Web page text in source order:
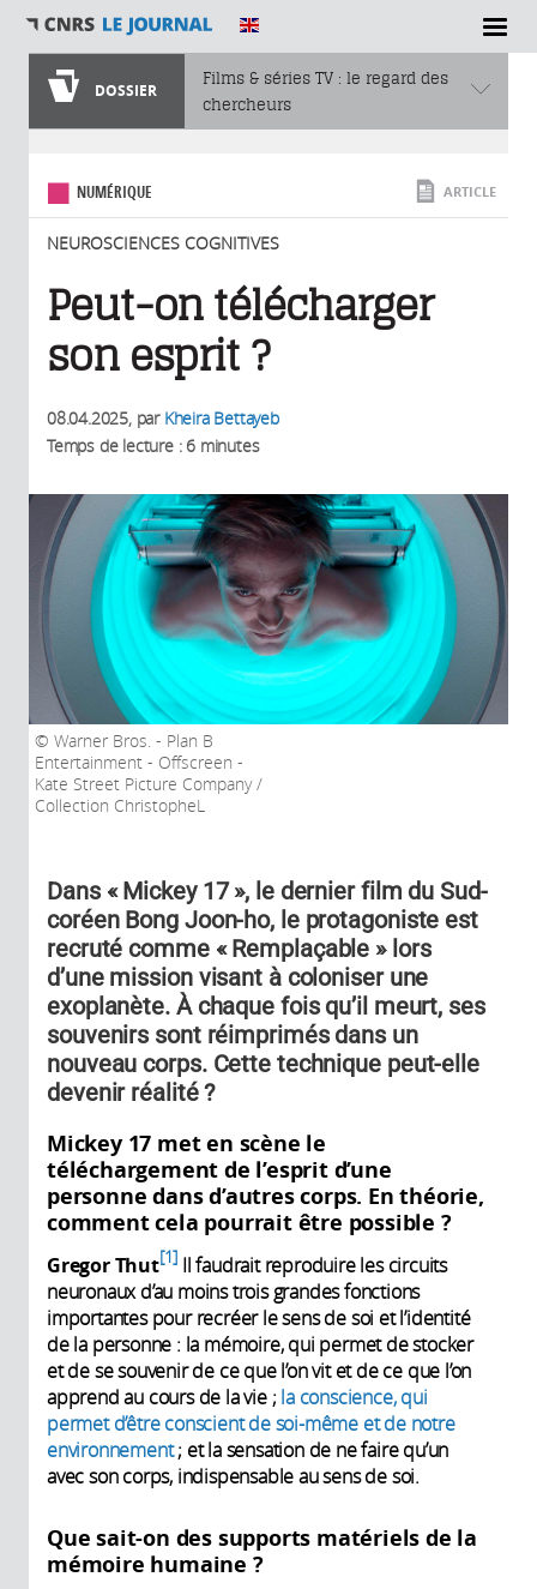
SECTIONS
DOSSIER
Films & séries TV : le regard des
chercheurs
NUMÉRIQUE
NEUROSCIENCES COGNITIVES
ARTICLE
Peut-on télécharger
son esprit ?
08.04.2025, par Kheira Bettayeb
Temps de lecture : 6 minutes
Warner Bros. - Plan B
Entertainment - Offscreen -
Kate Street Picture Company /
Collection ChristopheL
Dans « Mickey 17 », le dernier film du Sud-
coréen Bong Joon-ho, le protagoniste est
recruté comme « Remplaçable » lors
d’une mission visant à coloniser une
exoplanète. À chaque fois qu’il meurt, ses
souvenirs sont réimprimés dans un
nouveau corps. Cette technique peut-elle
devenir réalité ?
Mickey 17 met en scène le
téléchargement de l’esprit d’une
personne dans d’autres corps. En théorie,
comment cela pourrait être possible ?
Gregor Thut 1 Il faudrait reproduire les circuits
neuronaux d’au moins trois grandes fonctions
importantes pour recréer le sens de soi et l’identité
de la personne : la mémoire, qui permet de stocker
et de se souvenir de ce que l’on vit et de ce que l’on
apprend au cours de la vie ; la conscience, qui
permet d’être conscient de soi-même et de notre
environnement; et la sensation de ne faire qu’un
avec son corps, indispensable au sens de soi.
Que sait-on des supports matériels de la
mémoire humaine ?